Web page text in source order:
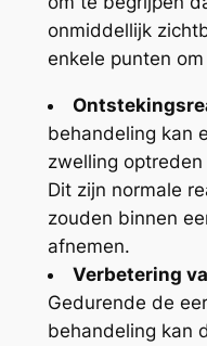
onmiddellijk
enkele punten
behandeling kan
zwelling
Dit zijn normale
zouden binnen
afnemen.
Verbetering
Gedurende de
behandeling kan